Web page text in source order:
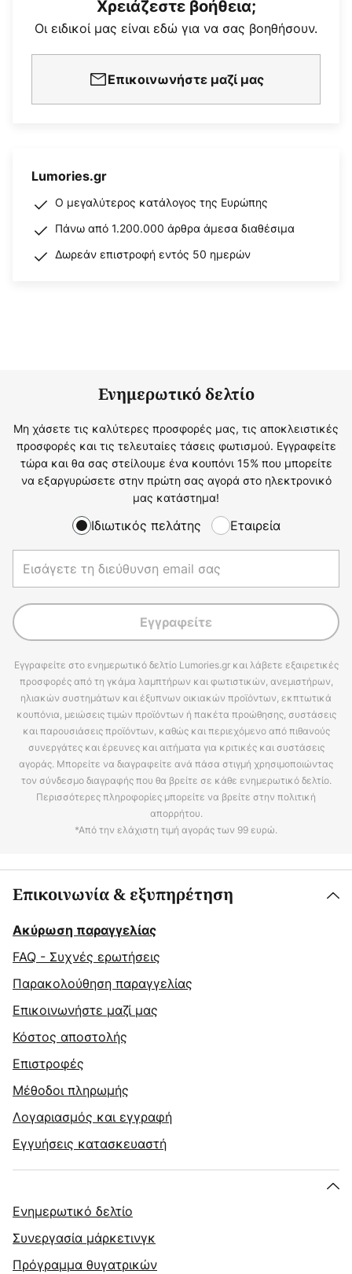
Χρειάζεστε βοήθεια;
Οι ειδικοί μας είναι εδώ για να σας βοηθήσουν.
Επικοινωνήστε μαζί μας
Lumories.gr
Ο μεγαλύτερος κατάλογος της Ευρώπης
Πάνω από 1.200.000 άρθρα άμεσα διαθέσιμα
Δωρεάν επιστροφή εντός 50 ημερών
Ενημερωτικό δελτίο
Μη χάσετε τις καλύτερες προσφορές μας, τις αποκλειστικές
προσφορές και τις τελευταίες τάσεις φωτισμού. Εγγραφείτε
τώρα και θα σας στείλουμε ένα κουπόνι 15% που μπορείτε
να εξαργυρώσετε στην πρώτη σας αγορά στο ηλεκτρονικό
μας κατάστημα!
Ιδιωτικός πελάτης Εταιρεία
Εγγραφείτε
Εγγραφείτε στο ενημερωτικό δελτίο Lumories.gr και λάβετε εξαιρετικές
προσφορές από τη γκάμα λαμπτήρων και φωτιστικών, ανεμιστήρων,
ηλιακών συστημάτων και έξυπνων οικιακών προϊόντων, εκπτωτικά
κουπόνια, μειώσεις τιμών προϊόντων ή πακέτα προώθησης, συστάσεις
και παρουσιάσεις προϊόντων, καθώς και περιεχόμενο από πιθανούς
συνεργάτες και έρευνες και αιτήματα για κριτικές και συστάσεις
αγοράς. Μπορείτε να διαγραφείτε ανά πάσα στιγμή χρησιμοποιώντας
τον σύνδεσμο διαγραφής που θα βρείτε σε κάθε ενημερωτικό δελτίο.
Περισσότερες πληροφορίες μπορείτε να βρείτε στην πολιτική
απορρήτου.
*Από την ελάχιστη τιμή αγοράς των 99 ευρώ.
Επικοινωνία & εξυπηρέτηση
Ακύρωση παραγγελίας
FAQ - Συχνές ερωτήσεις
Παρακολούθηση παραγγελίας
Επικοινωνήστε μαζί μας
Κόστος αποστολής
Επιστροφές
Μέθοδοι πληρωμής
Λογαριασμός και εγγραφή
Εγγυήσεις κατασκευαστή
Ενημερωτικό δελτίο
Συνεργασία μάρκετινγκ
Πρόγραμμα θυγατρικών